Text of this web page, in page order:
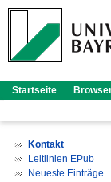
Startseite
Kontakt
Leitlinien EPub
Neueste Einträge